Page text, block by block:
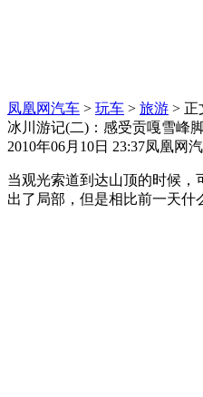
凤凰网汽车 > 玩车 > 旅游 > 正
冰川游记(二)：感受贡嘎雪峰
2010年06月10日 23:37凤凰网
当观光索道到达山顶的时候，
出了局部，但是相比前一天什